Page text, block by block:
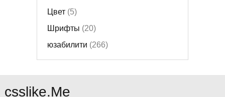
Цвет(5)
Шрифты (20)
юзабилити (266)
csslike.Me